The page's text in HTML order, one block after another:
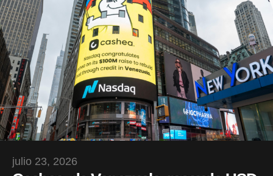
julio 23, 2026